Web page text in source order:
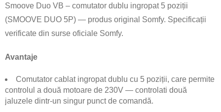
Smoove Duo VB – comutator dublu ingropat 5 poziții
(SMOOVE DUO 5P) — produs original Somfy. Specificații
verificate din surse oficiale Somfy.
Avantaje
Comutator cablat ingropat dublu cu 5 poziții, care permite
controlul a două motoare de 230V — controlati două
jaluzele dintr-un singur punct de comandă.